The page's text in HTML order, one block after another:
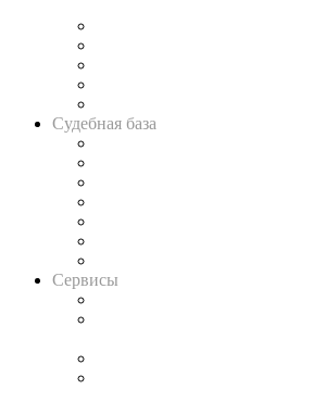
Судебная база
Сервисы